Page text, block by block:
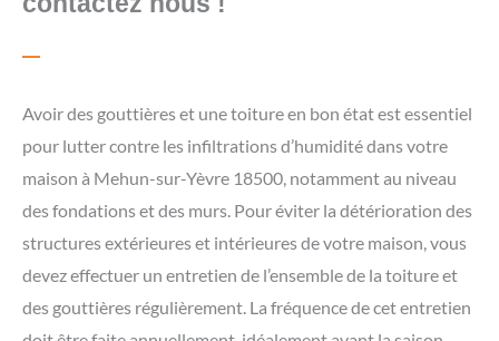
Avoir des gouttières et une toiture en bon état est essentiel
pour lutter contre les infiltrations d’humidité dans votre
maison à Mehun-sur-Yèvre 18500, notamment au niveau
des fondations et des murs. Pour éviter la détérioration des
structures extérieures et intérieures de votre maison, vous
devez effectuer un entretien de l’ensemble de la toiture et
des gouttières régulièrement. La fréquence de cet entretien